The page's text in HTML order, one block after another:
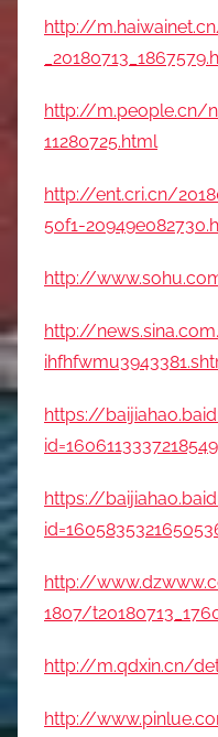
http://
http://m.people.cn/
11280725.html
http://ent.cri.cn/
50f1-
http://
http://
https://
https://
http://
1807/
http://m.qdxin.cn/
http://